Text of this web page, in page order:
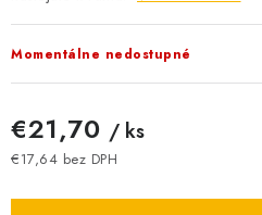
ZÁSUVKY A VYPÍNAČE
DOMÁCNOSŤ
ELEKTROMEROVÉ ROZVÁDZAČE
Momentálne nedostupné
€21,70 / ks
€17,64 bez DPH